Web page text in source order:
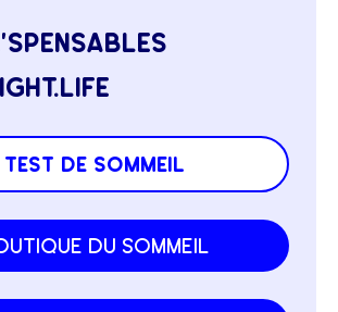
test de sommeil
du sommeil